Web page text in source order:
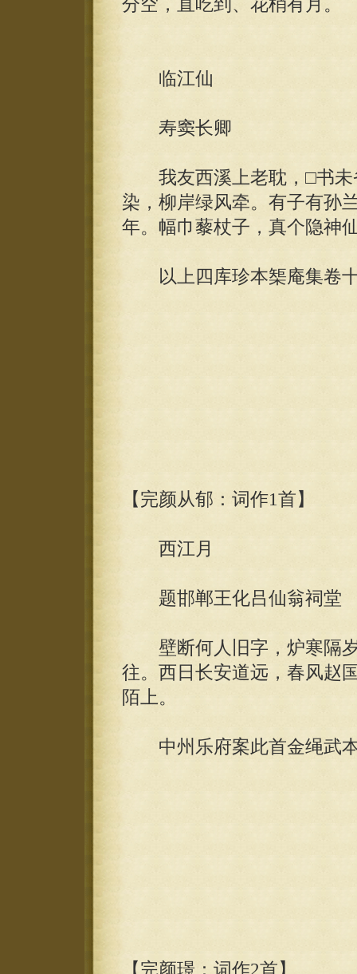
分空，直吃到、花梢有月。
临江仙
寿窦长卿
我友西溪上老耽，□书未
染，柳岸绿风牵。有子有孙
年。幅巾藜杖子，真个隐神
以上四库珍本榘庵集卷
【完颜从郁：词作1首】
西江月
题邯郸王化吕仙翁祠堂
壁断何人旧字，炉寒隔岁
往。西日长安道远，春风赵
陌上。
中州乐府案此首金绳武本
【完颜璟：词作2首】